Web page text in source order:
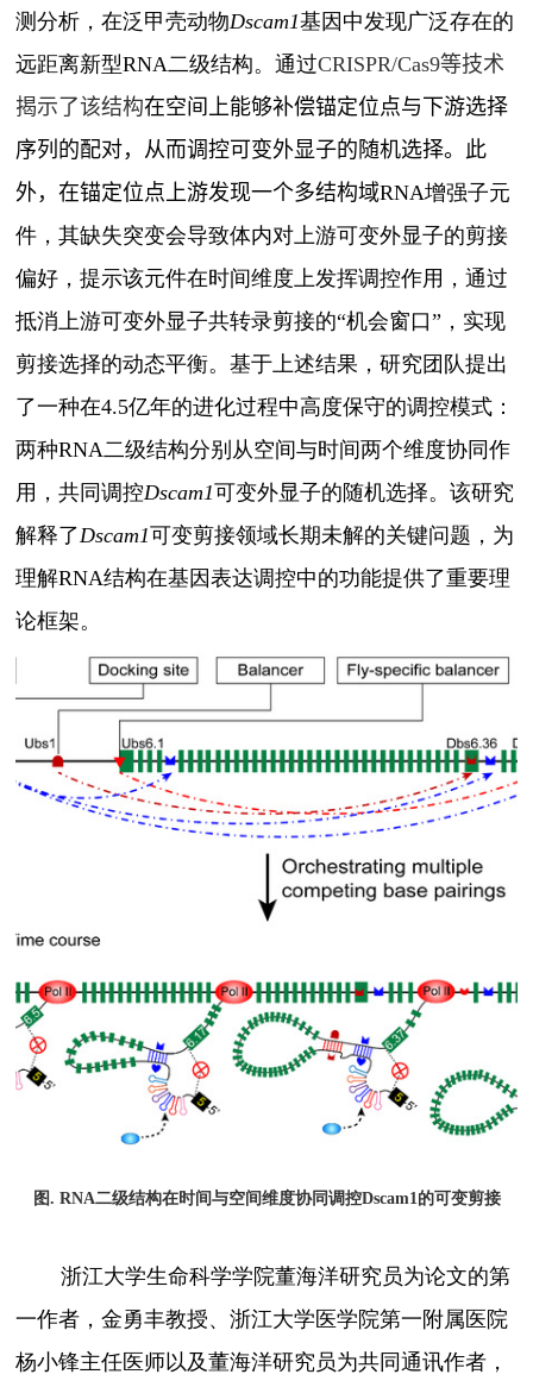
测分析，在泛甲壳动物Dscam1基因中发现广泛存在的
远距离新型RNA二级结构。通过CRISPR/Cas9等技术
揭示了该结构在空间上能够补偿锚定位点与下游选择
序列的配对，从而调控可变外显子的随机选择。此
外，在锚定位点上游发现一个多结构域RNA增强子元
件，其缺失突变会导致体内对上游可变外显子的剪接
偏好，提示该元件在时间维度上发挥调控作用，通过
抵消上游可变外显子共转录剪接的“机会窗口”，实现
剪接选择的动态平衡。基于上述结果，研究团队提出
了一种在4.5亿年的进化过程中高度保守的调控模式：
两种RNA二级结构分别从空间与时间两个维度协同作
用，共同调控Dscam1可变外显子的随机选择。该研究
解释了Dscam1可变剪接领域长期未解的关键问题，为
理解RNA结构在基因表达调控中的功能提供了重要理
论框架。
图. RNA二级结构在时间与空间维度协同调控Dscam1 的可变剪接
浙江大学生命科学学院董海洋研究员为论文的第
一作者，金勇丰教授、浙江大学医学院第一附属医院
杨小锋主任医师以及董海洋研究员为共同通讯作者，